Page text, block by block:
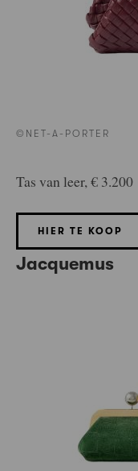
©NET-A-PORTER
Tas van leer, € 3.200
HIER TE KOOP
Jacquemus